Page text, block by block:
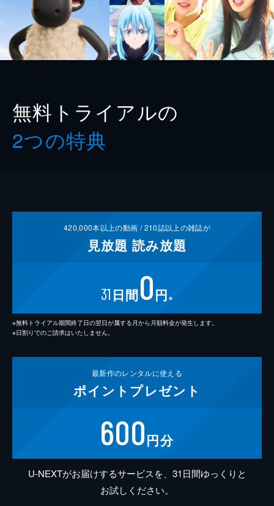
無料トライアルの
2つの特典
420,000本以上の動画 /210誌以上の雑誌が
見放題 読み放題
31 日間0円 ※
※無料トライアル期間終了日の翌日が属する月から月額料金が発生します。
※日割りでのご請求はいたしません。
最新作のレンタルに使える
ポイント プレゼント
600円分
U-NEXTがお届けするサービスを、31日間ゆっくりと
お試しください。